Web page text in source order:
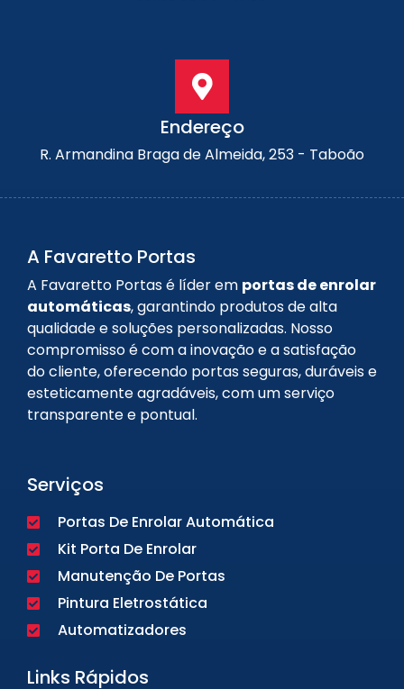
Endereço
R. Armandina Braga de Almeida, 253 - Taboão
A Favaretto Portas
A Favaretto Portas é líder em portas de enrolar
automáticas, garantindo produtos de alta
qualidade e soluções personalizadas. Nosso
compromisso é com a inovação e a satisfação
do cliente, oferecendo portas seguras, duráveis e
esteticamente agradáveis, com um serviço
transparente e pontual.
Serviços
Portas De Enrolar Automática
Kit Porta De Enrolar
Manutenção De Portas
Pintura Eletrostática
Automatizadores
Links Rápidos